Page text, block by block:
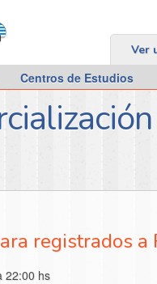
Ver
Centros de Estudios
registrados a
22:00 hs